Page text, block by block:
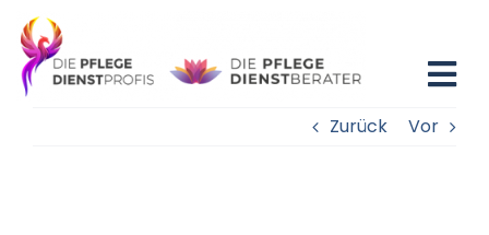
Zum
Inhalt
springen
Zurück Vor